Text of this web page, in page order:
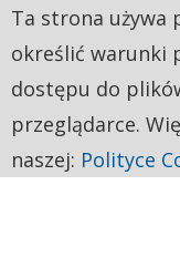
Ta strona używa
określić warunki
dostępu do
przeglądarce.
naszej: Polityce